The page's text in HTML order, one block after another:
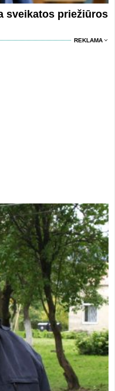
sveikatos priežiūros
REKLAMA